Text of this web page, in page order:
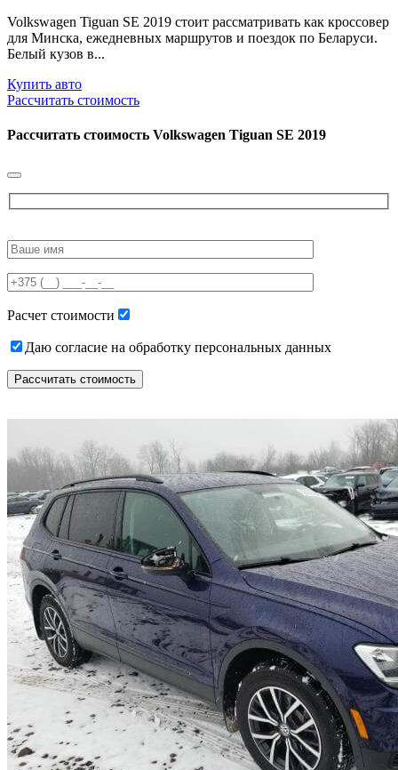
Volkswagen Tiguan SE 2019 стоит рассматривать как кроссовер
для Минска, ежедневных маршрутов и поездок по Беларуси.
Белый кузов в...
Купить авто
Рассчитать стоимость
Рассчитать стоимость Volkswagen Tiguan SE 2019
leave
field
empty.
Расчет стоимости
Даю согласие на обработку персональных данных